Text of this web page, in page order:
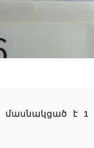
մասնակցած է